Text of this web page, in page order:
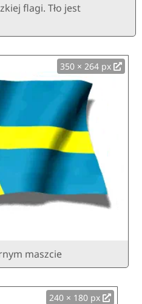
flagi. Tło jest
350 × 264 px
maszcie
240 × 180 px